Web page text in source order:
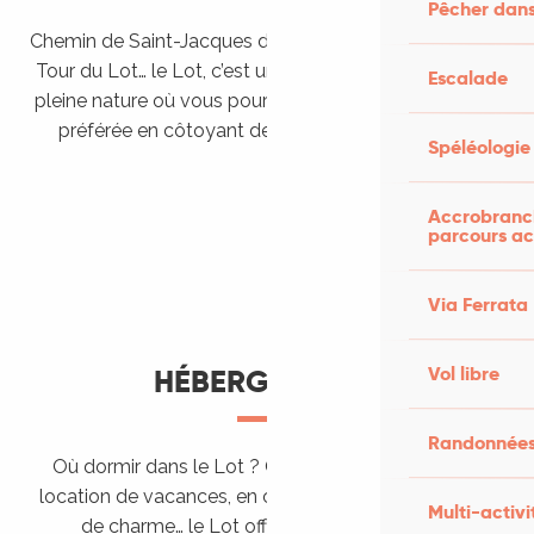
Pêcher
Escalade
Spéléologie
parcours
Via Ferrata
Vol libre
Multi-
Chemin de Saint-Jacques de Compostelle, Véloroutes,
Tour du Lot… le Lot, c’est une véritable destination de
pleine nature où vous pourrez pratiquer votre activité
préférée en côtoyant des paysages grandioses.
HÉBERGEMENTS
Où dormir dans le Lot ? Chez l’habitant, dans une
location de vacances, en camping, ou dans un hôtel
de charme… le Lot offre des hébergements